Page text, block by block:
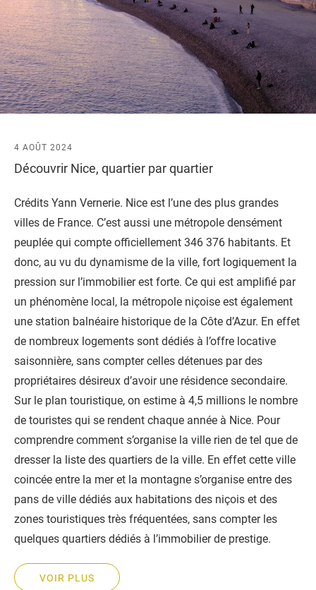
4 AOÛT 2024
Découvrir Nice, quartier par quartier
Crédits Yann Vernerie. Nice est l’une des plus grandes
villes de France. C’est aussi une métropole densément
peuplée qui compte officiellement 346 376 habitants. Et
donc, au vu du dynamisme de la ville, fort logiquement la
pression sur l’immobilier est forte. Ce qui est amplifié par
un phénomène local, la métropole niçoise est également
une station balnéaire historique de la Côte d’Azur. En effet
de nombreux logements sont dédiés à l’offre locative
saisonnière, sans compter celles détenues par des
propriétaires désireux d’avoir une résidence secondaire.
Sur le plan touristique, on estime à 4,5 millions le nombre
de touristes qui se rendent chaque année à Nice. Pour
comprendre comment s’organise la ville rien de tel que de
dresser la liste des quartiers de la ville. En effet cette ville
coincée entre la mer et la montagne s’organise entre des
pans de ville dédiés aux habitations des niçois et des
zones touristiques très fréquentées, sans compter les
quelques quartiers dédiés à l’immobilier de prestige.
VOIR PLUS